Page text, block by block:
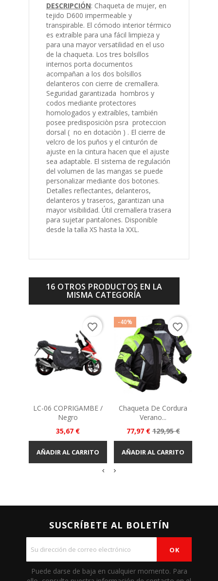
DESCRIPCIÓN: Chaqueta de mujer, en
tejido D600 impermeable y
transpirable. El cómodo interior térmico
es extraíble para una fácil limpieza y
para una mayor versatilidad en el uso
de la chaqueta. Los tres bolsillos
internos porta documentos
acompañan a los dos bolsillos
delanteros con cierre de cremallera.
Seguridad garantizada hombros y
codos mediante protectores
homologados y extraíbles, también
posee predisposiciòn psra proteccion
dorsal ( no en dotaciòn ) . El cierre de
velcro de los puños y el cinturón de
ajuste en la cintura hacen que el ajuste
sea adaptable. El sistema de regulación
del volumen de las mangas se puede
personalizar mediante dos botones.
Detalles reflectantes, delanteros,
delanteros y traseros, garantizan una
mayor visibilidad. Útil cremallera trasera
para sujetar pantalones. Disponible
desde la talla XS hasta la XXL.
16 OTROS PRODUCTOS EN LA
MISMA CATEGORÍA
LC-06 COPRIGAMBE /
Negro
Precio
35,67 €
AÑADIR AL CARRITO
favorite_border -40%
Chaqueta De Cordura
Verano...
Precio
77,97 €Precio
base
129,95 €
AÑADIR AL CARRITO
favorite_border
SUSCRÍBETE AL BOLETÍN
Puede darse de baja en cualquier momento. Para